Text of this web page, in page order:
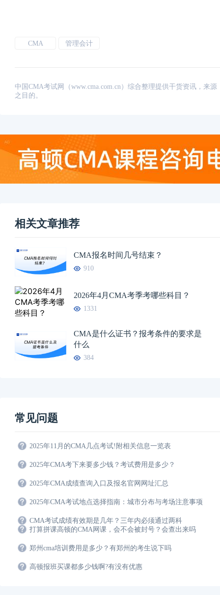
CMA 管理会计
中国CMA考试网（www.cma.com.cn）综合整理提供干货资讯，来
之目的。
相关文章推荐
CMA报名时间几号结束？
910
2026年4月CMA考季考哪些科目？
1331
CMA是什么证书？报考条件的要求是
什么
384
常见问题
2025年11月的CMA几点考试!附相关信息一览表
2025年CMA考下来要多少钱？考试费用是多少？
2025年CMA成绩查询入口及报名官网网址汇总
2025年CMA考试地点选择指南：城市分布与考场注意事项
CMA考试成绩有效期是几年？三年内必须通过两科
打算拼课高顿的CMA网课，会不会被封号？会查出来吗
郑州cma培训费用是多少？有郑州的考生说下吗
高顿报班买课都多少钱啊?有没有优惠